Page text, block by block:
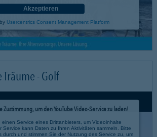
Akzeptieren
Usercentrics Consent Management Platform
- Golf
um den YouTube Video-Service zu laden!
einen Service eines Drittanbieters, um Videoinhalte
Service kann Daten zu Ihren Aktivitäten sammeln. Bitte
durch und stimmen Sie der Nutzung des Service zu, um